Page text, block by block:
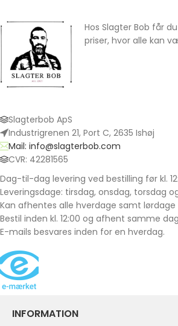
Hos Slagter Bob får
priser, hvor alle kan
Slagterbob ApS
Industrigrenen 21, Port C, 2635 Ishøj
Mail: info@slagterbob.com
CVR: 42281565
Dag-til-dag levering ved bestilling før kl.
Leveringsdage: tirsdag, onsdag, torsdag
Kan afhentes alle hverdage samt lørdage
Bestil inden kl. 12:00 og afhent samme
E-mails besvares inden for en hverdag.
INFORMATION